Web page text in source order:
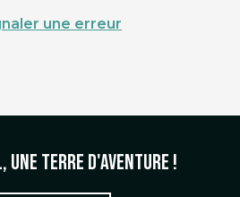
une erreur
une terre d'aventure !